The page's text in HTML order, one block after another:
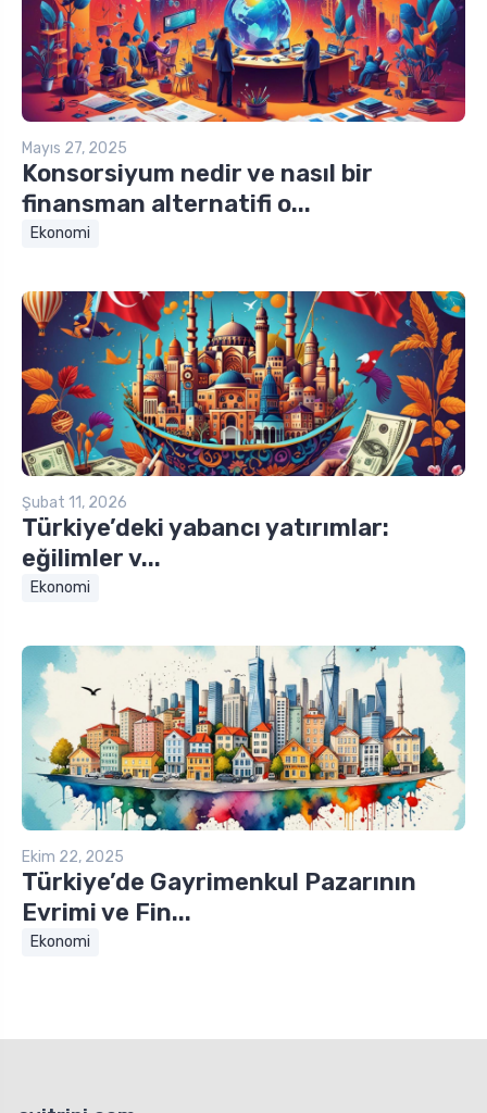
Mayıs 27, 2025
Konsorsiyum nedir ve nasıl bir
finansman alternatifi o...
Ekonomi
Şubat 11, 2026
Türkiye’deki yabancı yatırımlar:
eğilimler v...
Ekonomi
Ekim 22, 2025
Türkiye’de Gayrimenkul Pazarının
Evrimi ve Fin...
Ekonomi